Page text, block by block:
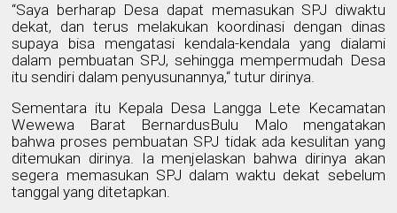
“Saya berharap Desa dapat memasukan SPJ diwaktu
dekat, dan terus melakukan koordinasi dengan dinas
supaya bisa mengatasi kendala-kendala yang dialami
dalam pembuatan SPJ, sehingga mempermudah Desa
itu sendiri dalam penyusunannya,“ tutur dirinya.
Sementara itu Kepala Desa Langga Lete Kecamatan
Wewewa Barat BernardusBulu Malo mengatakan
bahwa proses pembuatan SPJ tidak ada kesulitan yang
ditemukan dirinya. Ia menjelaskan bahwa dirinya akan
segera memasukan SPJ dalam waktu dekat sebelum
tanggal yang ditetapkan.